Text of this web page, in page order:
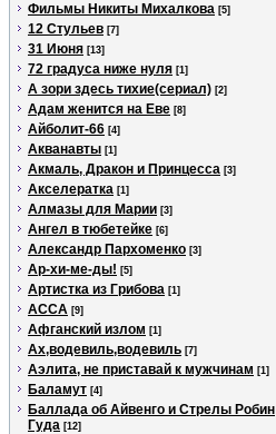
Фильмы Никиты Михалкова [5]
12 Стульев [7]
31 Июня [13]
72 градуса ниже нуля [1]
А зори здесь тихие(сериал) [2]
Адам женится на Еве [8]
Айболит-66 [4]
Акванавты [1]
Акмаль, Дракон и Принцесса [3]
Акселератка [1]
Алмазы для Марии [3]
Ангел в тюбетейке [6]
Александр Пархоменко [3]
Ар-хи-ме-ды! [5]
Артистка из Грибова [1]
АССА [9]
Афганский излом [1]
Ах,водевиль,водевиль [7]
Аэлита, не приставай к мужчинам [1]
Баламут [4]
Баллада об Айвенго и Стрелы Робин
Гуда [12]